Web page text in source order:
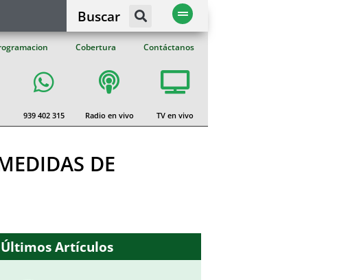
Buscar
Cobertura Contáctanos
939 402 315 Radio en vivo TV en vivo
DE
Últimos Artículos